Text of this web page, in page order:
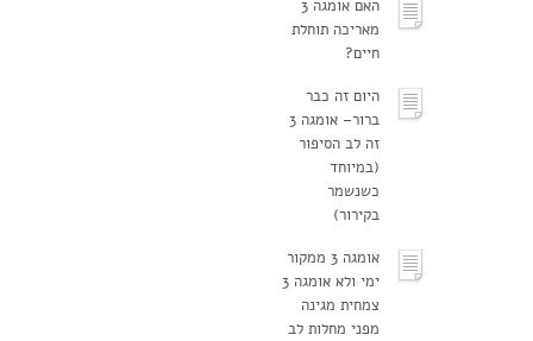
האם אומגה 3
מאריכה תוחלת
חיים?
היום זה כבר
ברור– אומגה 3
זה לב הסיפור
(במיוחד
כשנשמר
בקירור)
אומגה 3 ממקור
ימי ולא אומגה 3
צמחית מגינה
מפני מחלות לב